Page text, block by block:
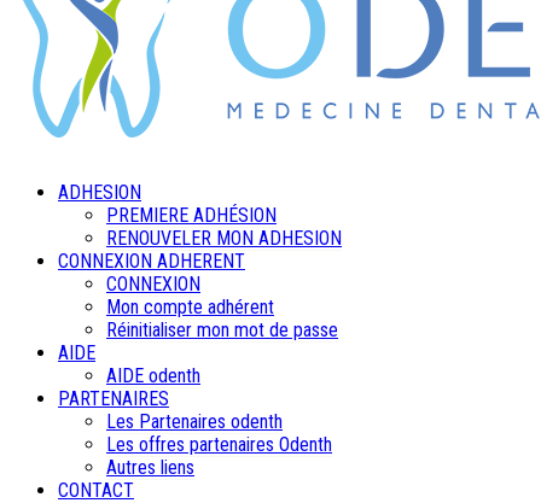
ADHESION
PREMIERE ADHÉSION
RENOUVELER MON ADHESION
CONNEXION ADHERENT
CONNEXION
Mon compte adhérent
Réinitialiser mon mot de passe
AIDE
AIDE odenth
PARTENAIRES
Les Partenaires odenth
Les offres partenaires Odenth
Autres liens
CONTACT